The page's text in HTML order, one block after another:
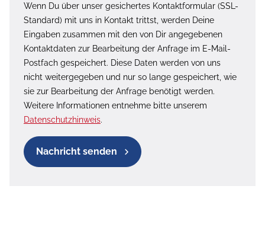
Wenn Du über unser gesichertes Kontaktformular (SSL-
Standard) mit uns in Kontakt trittst, werden Deine
Eingaben zusammen mit den von Dir angegebenen
Kontaktdaten zur Bearbeitung der Anfrage im E-Mail-
Postfach gespeichert. Diese Daten werden von uns
nicht weitergegeben und nur so lange gespeichert, wie
sie zur Bearbeitung der Anfrage benötigt werden.
Weitere Informationen entnehme bitte unserem
Datenschutzhinweis.
Nachricht senden